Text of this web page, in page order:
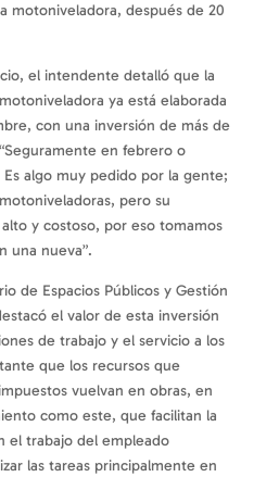
motoniveladora, después de 20
el intendente detalló que la
ya está elaborada
con una inversión de más de
en febrero o
algo muy pedido por la gente;
pero su
y costoso, por eso tomamos
una nueva”.
de Espacios Públicos y Gestión
el valor de esta inversión
de trabajo y el servicio a los
que los recursos que
vuelvan en obras, en
como este, que facilitan la
el trabajo del empleado
las tareas principalmente en